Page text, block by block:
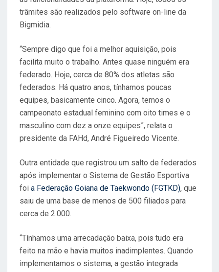
trâmites são realizados pelo software on-line da
Bigmidia.
“Sempre digo que foi a melhor aquisição, pois
facilita muito o trabalho. Antes quase ninguém era
federado. Hoje, cerca de 80% dos atletas são
federados. Há quatro anos, tínhamos poucas
equipes, basicamente cinco. Agora, temos o
campeonato estadual feminino com oito times e o
masculino com dez a onze equipes”, relata o
presidente da FAHd, André Figueiredo Vicente.
Outra entidade que registrou um salto de federados
após implementar o Sistema de Gestão Esportiva
foi a Federação Goiana de Taekwondo (FGTKD), que
saiu de uma base de menos de 500 filiados para
cerca de 2.000.
“Tínhamos uma arrecadação baixa, pois tudo era
feito na mão e havia muitos inadimplentes. Quando
implementamos o sistema, a gestão integrada